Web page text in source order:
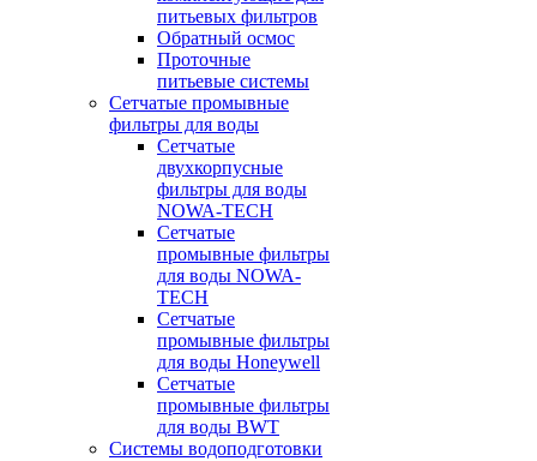
питьевых фильтров
Обратный осмос
Проточные
питьевые системы
Сетчатые промывные
фильтры для воды
Сетчатые
двухкорпусные
фильтры для воды
NOWA-TECH
Сетчатые
промывные фильтры
для воды NOWA-
TECH
Сетчатые
промывные фильтры
для воды Honeywell
Сетчатые
промывные фильтры
для воды BWT
Системы водоподготовки